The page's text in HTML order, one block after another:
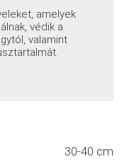
amelyek
védik a
valamint
30-40 cm